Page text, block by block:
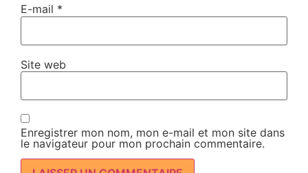
E-mail *
Site web
Enregistrer mon nom, mon e-mail et mon site dans
le navigateur pour mon prochain commentaire.